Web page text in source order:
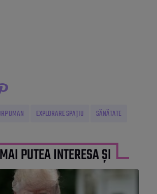
UMAN EXPLORARE SPAȚIU SĂNĂTATE
PUTEA INTERESA ȘI